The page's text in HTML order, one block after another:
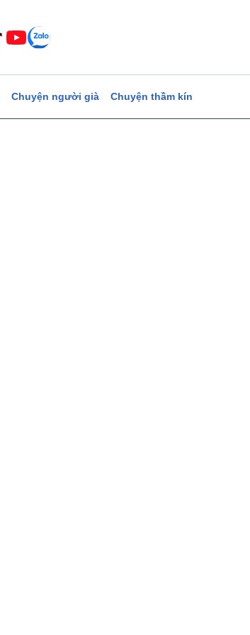
Chuyện người già Chuyện thầm kín